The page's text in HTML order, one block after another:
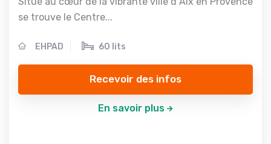
se trouve le Centre...
EHPAD 60 lits
Recevoir des infos
En savoir plus